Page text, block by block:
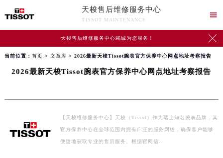
天梭售后维修服务中心
TISSOT MAINTENANCE

天梭售后维修服务中心竭诚为您服务！ 
当前位置： 首页 > 文章库 > 2026最新天梭Tissot腕表官方保养中心网点地址考察报告
2026最新天梭Tissot腕表官方保养中心网点地址考察报告
【天梭维修服务中心】天梭（Tissot）作为瑞士知名腕表品牌，其
官方保养中心在全球范围内拥有广泛的服务网络，确保客户能够
便捷地获取专业的售后服务。根据官网信…